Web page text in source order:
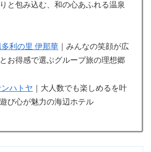
と包み込む、和の心あふれる温泉
利の里 伊那華 ｜みんなの笑顔が広
お得感で選ぶグループ旅の理想郷
ハトヤ ｜大人数でも楽しめるを叶
び心が魅力の海辺ホテル